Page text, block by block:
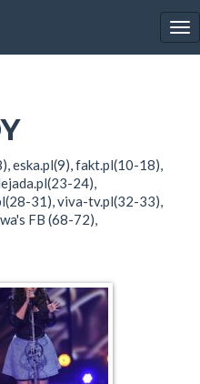
eska.pl(9), fakt.pl(10-18),
24),
31), viva-tv.pl(32-33),
FB (68-72),